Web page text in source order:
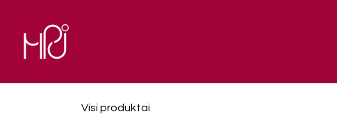
Visi produktai